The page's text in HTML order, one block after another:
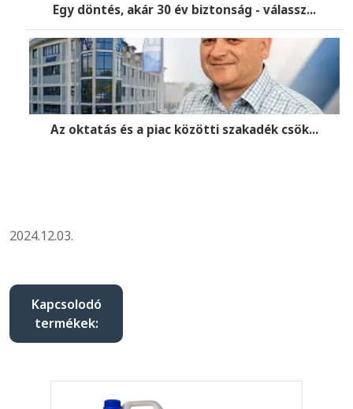
Egy döntés, akár 30 év biztonság - válassz...
Az oktatás és a piac közötti szakadék csök...
2024.12.03.
Kapcsolodó
termékek: